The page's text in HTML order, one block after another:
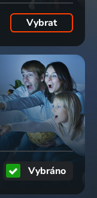
Vybrat
Vybráno